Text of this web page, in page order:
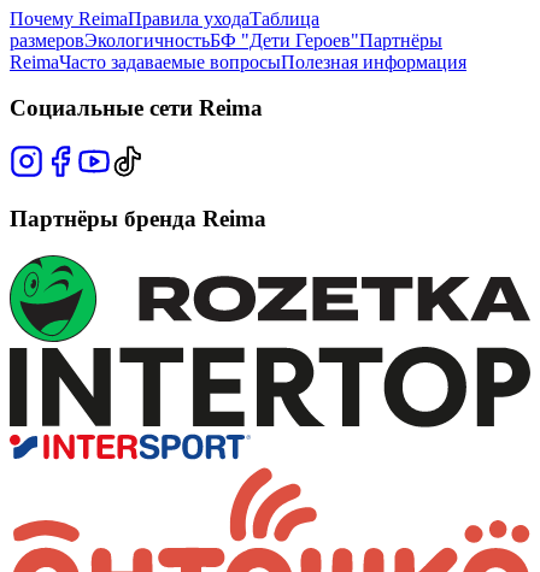
Почему ReimaПравила уходаТаблица
размеровЭкологичностьБФ "Дети Героев"Партнёры
ReimaЧасто задаваемые вопросыПолезная информация
Социальные сети Reima
Партнёры бренда Reima